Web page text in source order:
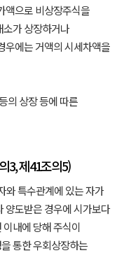
액으로 비상장주식을
소가 상장하거나
우에는 거액의 시세차액을
의 상장 등에 따른
3, 제41조의5)
와 특수관계에 있는 자가
양도받은 경우에 시가보다
내에 당해 주식이
통한 우회상장하는